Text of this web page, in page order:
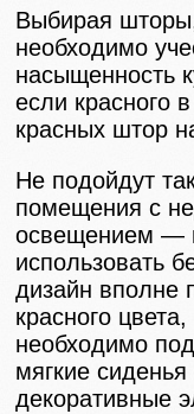
Выбирая
необходимо
насыщенность
если красного
красных штор
Не подойдут
помещения с
освещением —
использовать
дизайн вполне
красного
необходимо
мягкие
декоративные